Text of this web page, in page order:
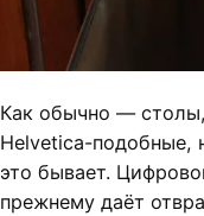
Как обычно —
Helvetica-подобные,
это бывает.
прежнему даёт